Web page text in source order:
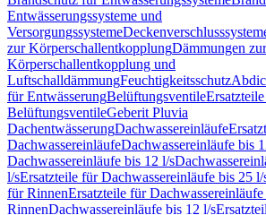
Entwässerungssysteme und
Versorgungssysteme
zur KörperschallentkopplungDämmungen zur
Körperschallentkopplung und
LuftschalldämmungFeuchtigkeitsschutz
für EntwässerungBelüftungsventile
BelüftungsventileGeberit Pluvia
DachentwässerungDachwassereinläufe
DachwassereinläufeDachwassereinläufe bis
Dachwassereinläufe bis 12 l/s
l/sErsatzteile für Dachwassereinläufe bis 25 l/
für RinnenErsatzteile für
RinnenDachwassereinläufe bis 12 l/s